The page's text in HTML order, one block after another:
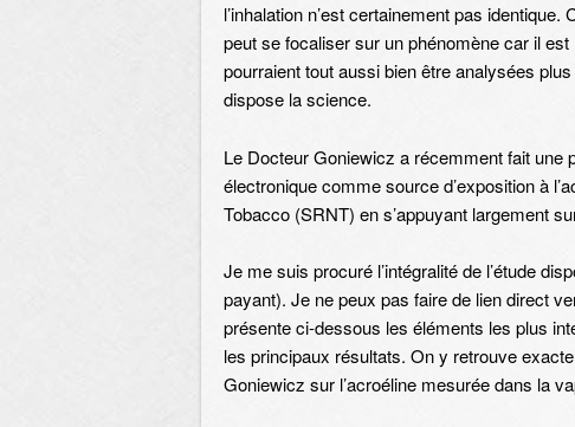
l’inhalation n’est certainement pas
peut se focaliser sur un phénomène car il
pourraient tout aussi bien être analysées
dispose la science.
Le Docteur Goniewicz a récemment fait une
électronique comme source d’exposition à
Tobacco (SRNT) en s’appuyant largement
Je me suis procuré l’intégralité de l’étude
payant). Je ne peux pas faire de lien direct
présente ci-dessous les éléments les plus
les principaux résultats. On y retrouve
Goniewicz sur l’acroéline mesurée dans la